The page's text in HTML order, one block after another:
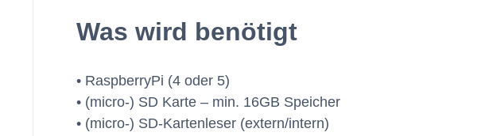
Was wird benötigt
• RaspberryPi (4 oder 5)
• (micro-) SD Karte – min. 16GB Speicher
• (micro-) SD-Kartenleser (extern/intern)